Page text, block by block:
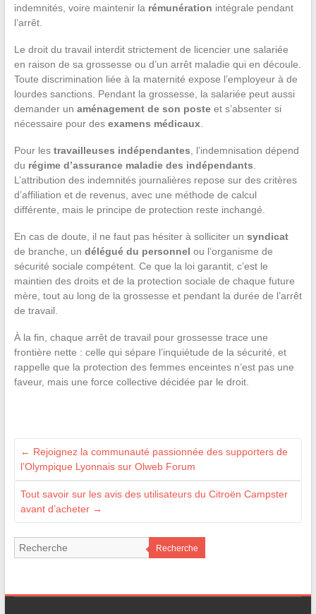
indemnités, voire maintenir la rémunération intégrale pendant
l’arrêt.
Le droit du travail interdit strictement de licencier une salariée
en raison de sa grossesse ou d’un arrêt maladie qui en découle.
Toute discrimination liée à la maternité expose l’employeur à de
lourdes sanctions. Pendant la grossesse, la salariée peut aussi
demander un aménagement de son posteet s’absenter si
nécessaire pour des examens médicaux.
Pour les travailleuses indépendantes , l’indemnisation dépend
du régime d’assurance maladie des indépendants
L’attribution des indemnités journalières repose sur des critères
d’affiliation et de revenus, avec une méthode de calcul
différente, mais le principe de protection reste inchangé.
En cas de doute, il ne faut pas hésiter à solliciter un syndicat
de branche, un délégué du personnel ou l’organisme de
sécurité sociale compétent. Ce que la loi garantit, c’est le
maintien des droits et de la protection sociale de chaque future
mère, tout au long de la grossesse et pendant la durée de l’arrêt
de travail.
À la fin, chaque arrêt de travail pour grossesse trace une
frontière nette : celle qui sépare l’inquiétude de la sécurité, et
rappelle que la protection des femmes enceintes n’est pas une
faveur, mais une force collective décidée par le droit.
← Rejoignez la communauté passionnée des supporters de
l’Olympique Lyonnais sur Olweb Forum
Tout savoir sur les avis des utilisateurs du Citroën Campster
avant d’acheter →
Recherche